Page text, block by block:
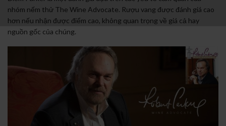
nhóm nếm thử The Wine Advocate. Rượu vang được đánh giá cao
hơn nếu nhận được điểm cao, không quan trọng về giá cả hay
nguồn gốc của chúng.